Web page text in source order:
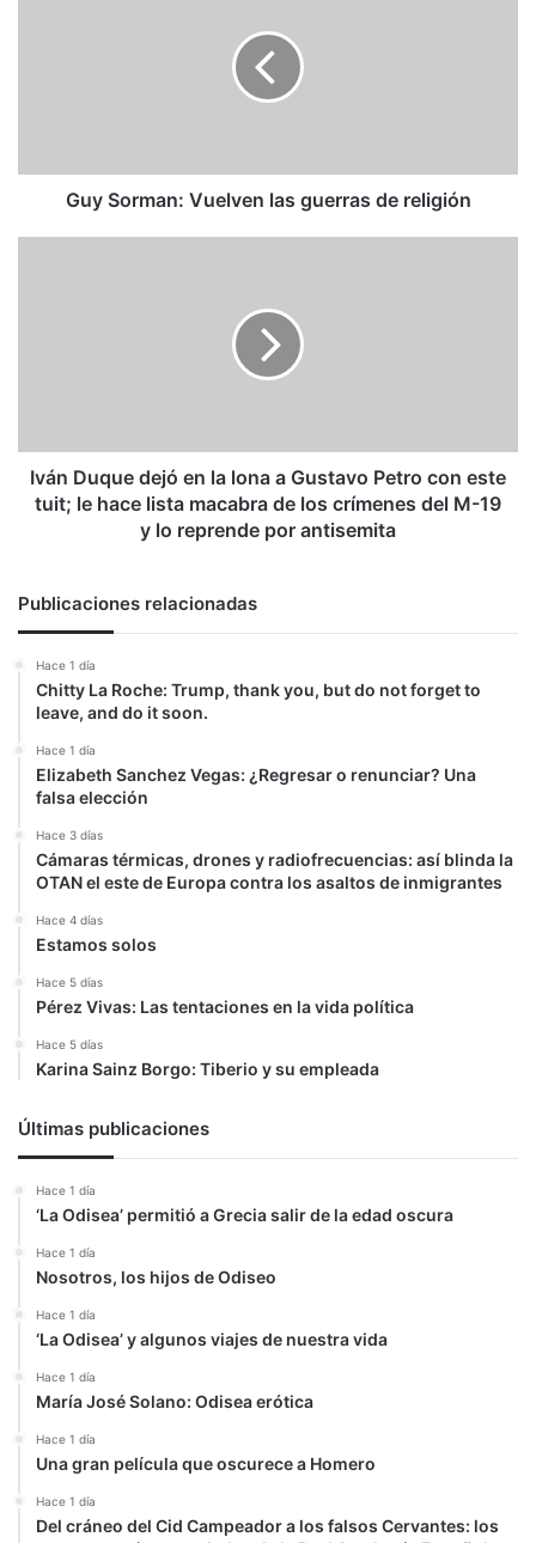
Guy Sorman: Vuelven las guerras de religión
Petro
con
este
lista
los
crímenes
del
M-
reprende
por
Iván Duque dejó en la lona a Gustavo Petro con este
tuit; le hace lista macabra de los crímenes del M-19
y lo reprende por antisemita
Publicaciones relacionadas
Hace 1 día
Chitty La Roche: Trump, thank you, but do not forget to
leave, and do it soon.
Hace 1 día
Elizabeth Sanchez Vegas: ¿Regresar o renunciar? Una
falsa elección
Hace 3 días
Cámaras térmicas, drones y radiofrecuencias: así blinda la
OTAN el este de Europa contra los asaltos de inmigrantes
Hace 4 días
Estamos solos
Hace 5 días
Pérez Vivas: Las tentaciones en la vida política
Hace 5 días
Karina Sainz Borgo: Tiberio y su empleada
Últimas publicaciones
Hace 1 día
‘La Odisea’ permitió a Grecia salir de la edad oscura
Hace 1 día
Nosotros, los hijos de Odiseo
Hace 1 día
‘La Odisea’ y algunos viajes de nuestra vida
Hace 1 día
María José Solano: Odisea erótica
Hace 1 día
Una gran película que oscurece a Homero
Hace 1 día
Del cráneo del Cid Campeador a los falsos Cervantes: los